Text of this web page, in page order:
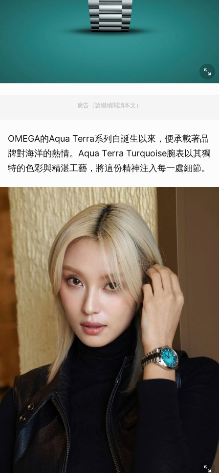
廣告（請繼續閱讀本文）
OMEGA的Aqua Terra系列自誕生以來，便承載著品
牌對海洋的熱情。Aqua Terra Turquoise腕表以其獨
特的色彩與精湛工藝，將這份精神注入每一處細節。